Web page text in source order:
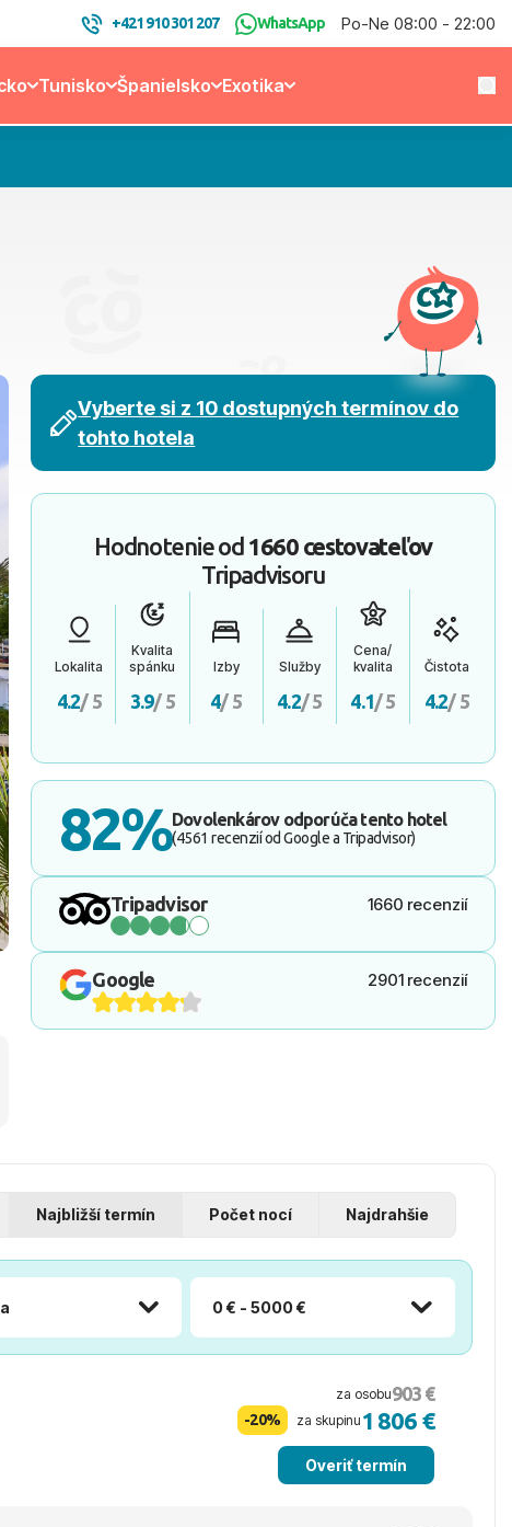
+421 910 301 207 WhatsApp Po-Ne 08:00 - 22:00
Tunisko Španielsko Exotika
Vyberte si z 10 dostupných termínov do
tohto hotela
Hodnotenie od 1660 cestovateľov
Tripadvisoru
Lokalita
4.2/ 5
Kvalita
spánku
3.9/ 5
Izby
4/ 5
Služby
4.2/ 5
Cena/
kvalita
4.1/ 5
Čistota
4.2/ 5
82%Dovolenkárov odporúča tento hotel
(4561 recenzií od Google a Tripadvisor)
Tripadvisor 1660 recenzií
Google 2901 recenzií
Najbližší termín Počet nocí Najdrahšie
0 € - 5000 €
za osobu903 €
-20% za skupinu 1 806 €
Overiť termín